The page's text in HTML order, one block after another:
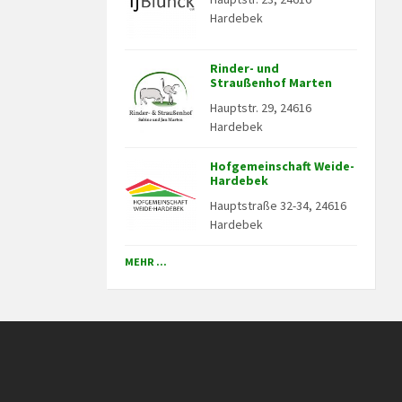
Hardebek
Rinder- und
Straußenhof Marten
Hauptstr. 29, 24616
Hardebek
Hofgemeinschaft Weide-
Hardebek
Hauptstraße 32-34, 24616
Hardebek
MEHR ...